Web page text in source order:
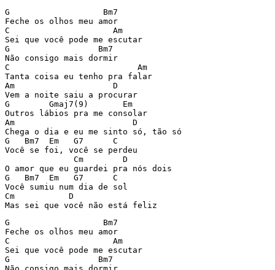
G                   Bm7
Feche os olhos meu amor
C                     Am
Sei que você pode me escutar
G                  Bm7
Não consigo mais dormir
C                          Am
Tanta coisa eu tenho pra falar
Am                    D
Vem a noite saiu a procurar
G        Gmaj7(9)       Em
Outros lábios pra me consolar
Am                        D
Chega o dia e eu me sinto só, tão só
G   Bm7  Em   G7      C
Você se foi, você se perdeu
              Cm        D
O amor que eu guardei pra nós dois
G   Bm7  Em   G7      C
Você sumiu num dia de sol
Cm           D
Mas sei que você não está feliz
G                   Bm7
Feche os olhos meu amor
C                     Am
Sei que você pode me escutar
G                  Bm7